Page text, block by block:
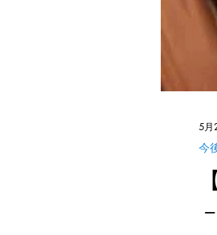
今
5月